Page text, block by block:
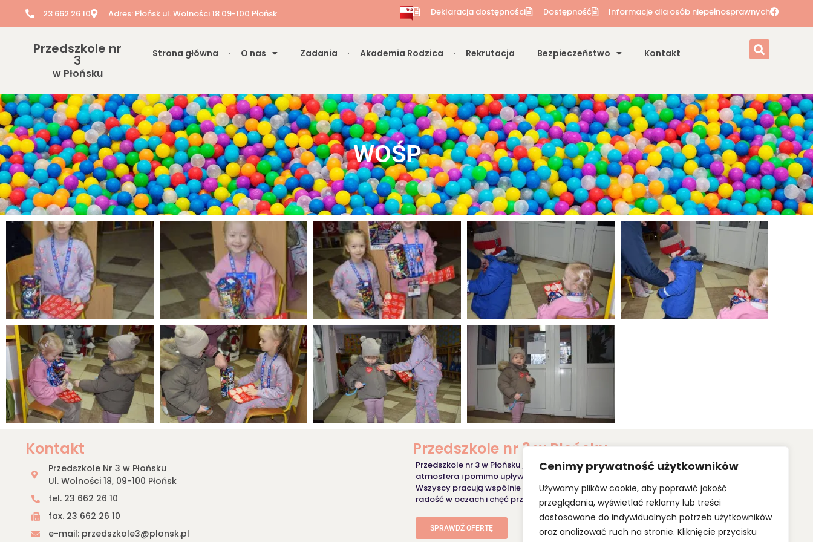
Cenimy prywatność użytkowników
Używamy plików cookie, aby poprawić jakość
przeglądania, wyświetlać reklamy lub treści
dostosowane do indywidualnych potrzeb użytkowników
oraz analizować ruch na stronie. Kliknięcie przycisku
23 662 26 10 Adres: Płońsk ul. Wolności 18 09-100 Płońsk Deklaracja dostępności Dostępność Informacje dla osób niepełnosprawnych
Przedszkole nr
3
w Płońsku
Strona główna O nas Zadania Akademia Rodzica Rekrutacja Bezpieczeństwo Kontakt
WOŚP
Kontakt
Przedszkole Nr 3 w Płońsku
Ul. Wolności 18, 09-100 Płońsk
tel. 23 662 26 10
fax. 23 662 26 10
e-mail: przedszkole3@plonsk.pl
Przedszkole nr 3 w Płońsku
Przedszkole nr 3 w Płońsku jest właśnie takim miejscem, w którym panuje wspaniała
atmosfera i pomimo upływu lat pamięć o nim jest wciąż żywa.
Wszyscy pracują wspólnie dla dobra najmniejszych, których poczucie bezpieczeństwa,
radość w oczach i chęć przebywania z nami stają się priorytetami w naszej pracy.
SPRAWDŹ OFERTĘ